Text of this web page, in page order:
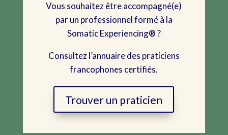
Vous souhaitez être accompagné(e)
par un professionnel formé à la
Somatic Experiencing® ?
Consultez l’annuaire des praticiens
francophones certifiés.
Trouver un praticien